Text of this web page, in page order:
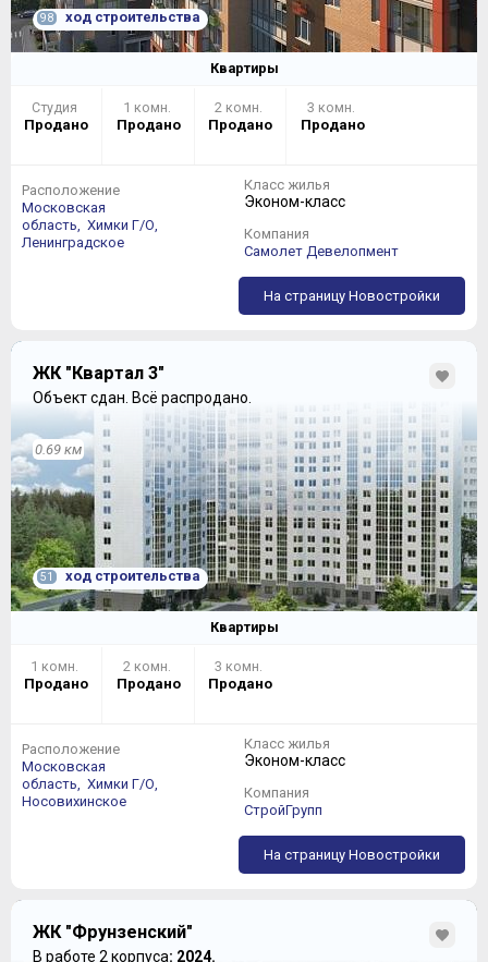
98 ход строительства
Квартиры
Студия
Продано
1 комн.
Продано
2 комн.
Продано
3 комн.
Продано
Расположение
Московская
область,
Химки Г/О,
Ленинградское
Класс жилья
Эконом-класс
Компания
Самолет Девелопмент
На страницу Новостройки
ЖК "Квартал 3"
Объект сдан. Всё распродано.
0.69 км
51 ход строительства
Квартиры
1 комн.
Продано
2 комн.
Продано
3 комн.
Продано
Расположение
Московская
область,
Химки Г/О,
Носовихинское
Класс жилья
Эконом-класс
Компания
СтройГрупп
На страницу Новостройки
ЖК "Фрунзенский"
В работе 2 корпуса: 2024.